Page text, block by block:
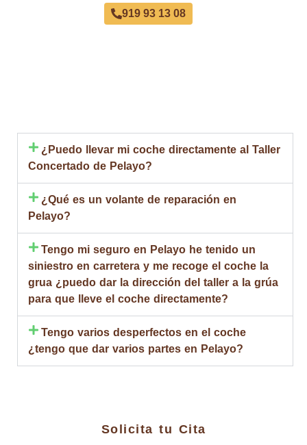
919 93 13 08
¿Puedo llevar mi coche directamente al Taller
Concertado de Pelayo?
¿Qué es un volante de reparación en
Pelayo?
Tengo mi seguro en Pelayo he tenido un
siniestro en carretera y me recoge el coche la
grua ¿puedo dar la dirección del taller a la grúa
para que lleve el coche directamente?
Tengo varios desperfectos en el coche
¿tengo que dar varios partes en Pelayo?
Solicita tu Cita